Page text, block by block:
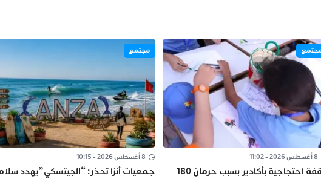
8 أغسطس 2026 - 11:02
وقفة احتجاجية بأكادير بسبب حرمان 180
مجتمع
8 أغسطس 2026 - 10:15
جمعيات أنزا تحذر: “الجيتسكي”يهدد